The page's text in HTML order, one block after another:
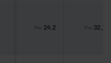
Pro 24,2 Pro 32,1